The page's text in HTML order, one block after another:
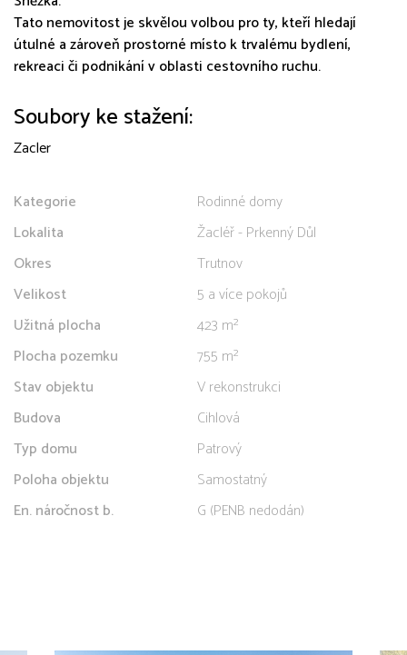
Tato nemovitost je skvělou volbou pro ty, kteří hledají
útulné a zároveň prostorné místo k trvalému bydlení,
rekreaci či podnikání v oblasti cestovního ruchu.
Soubory ke stažení:
Zacler
Kategorie
Rodinné domy
Lokalita
Žacléř - Prkenný Důl
Okres
Trutnov
Velikost
5 a více pokojů
Užitná plocha
423 m²
Plocha pozemku
755 m²
Stav objektu
V rekonstrukci
Budova
Cihlová
Typ domu
Patrový
Poloha objektu
Samostatný
En. náročnost b.
G (PENB nedodán)